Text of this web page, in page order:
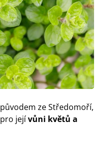
ze Středomoří,
jejívůni květů a